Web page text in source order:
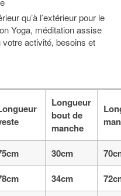
qu’à l’extérieur pour le
Yoga, méditation assise
activité, besoins et
Longueur
bout de
manche
30cm
34cm